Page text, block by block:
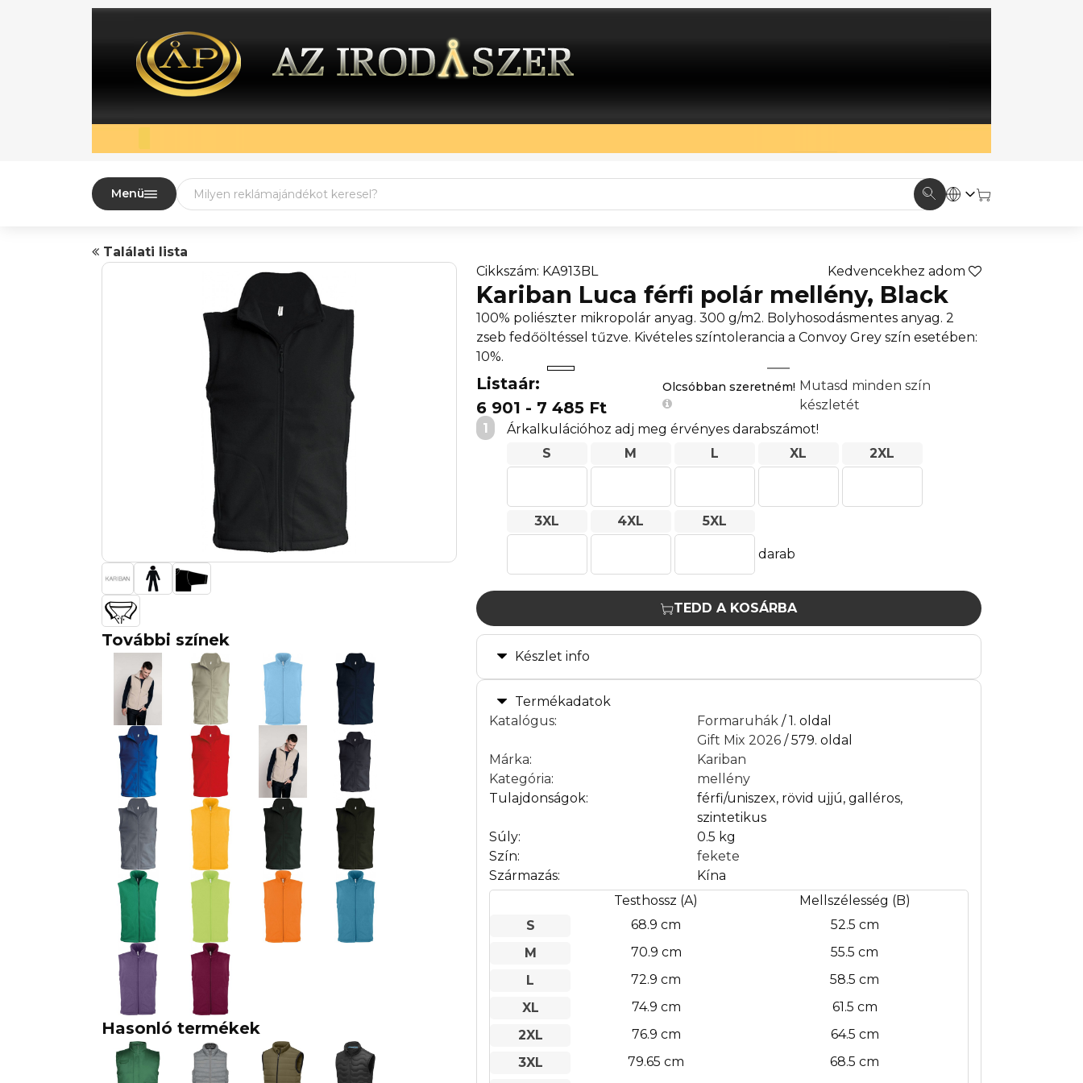
Menü
Találati lista
További színek
Hasonló termékek
Cikkszám: KA913BL Kedvencekhez adom
Kariban Luca férfi polár mellény, Black
100% poliészter mikropolár anyag. 300 g/m2. Bolyhosodásmentes anyag. 2
zseb fedőöltéssel tűzve. Kivételes színtolerancia a Convoy Grey szín esetében:
10%.
Listaár:
6 901 - 7 485 Ft
Olcsóbban szeretném! Mutasd minden szín
készletét
1
Árkalkulációhoz adj meg érvényes darabszámot!
S
M L XL 2XL
3XL 4XL 5XL
darab
TEDD A KOSÁRBA
Készlet info
Termékadatok
Katalógus: Formaruhák / 1. oldal
Gift Mix 2026/ 579. oldal
Márka:
Kariban
Kategória:
mellény
Tulajdonságok:
férfi/uniszex, rövid ujjú, galléros,
szintetikus
Súly:
0.5 kg
Szín:
fekete
Származás:
Kína
Testhossz (A)
Mellszélesség (B)
S
68.9 cm
52.5 cm
M
70.9 cm
55.5 cm
L
72.9 cm
58.5 cm
XL
74.9 cm
61.5 cm
2XL
76.9 cm
64.5 cm
3XL
79.65 cm
68.5 cm